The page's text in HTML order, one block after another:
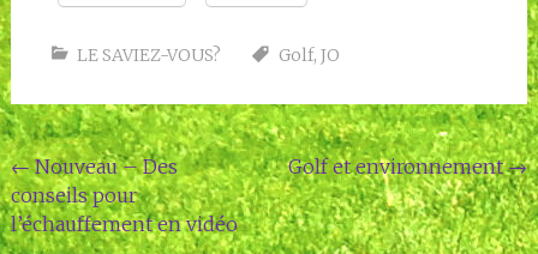
LE SAVIEZ-VOUS? Golf, JO
Navigation
de
l'article
←Nouveau – Des
conseils pour
l’échauffement en vidéo
Golf et environnement→